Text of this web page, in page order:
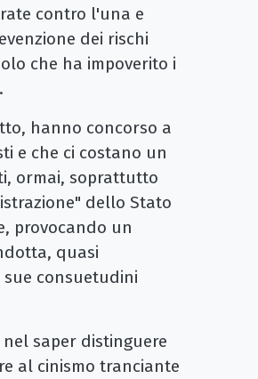
contro l'una e
dei rischi
che ha impoverito i
hanno concorso a
e che ci costano un
ormai, soprattutto
dello Stato
provocando un
quasi
consuetudini
saper distinguere
al cinismo tranciante